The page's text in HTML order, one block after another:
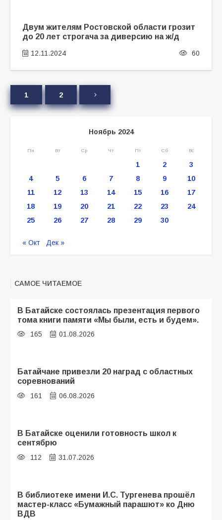
Двум жителям Ростовской области грозит
до 20 лет строгача за диверсию на ж/д
12.11.2024 60
1 2
Ноябрь 2024
Пн Вт Ср Чт Пт Сб Вс
1 2
3
4
5 6 7 8 9
10
11
12 13 14 15 16
17
18
19 20 21 22 23
24
25
26 27 28 29 30
« Окт Дек »
САМОЕ ЧИТАЕМОЕ
В Батайске состоялась презентация первого
тома книги памяти «Мы были, есть и будем».
165 01.08.2026
Батайчане привезли 20 наград с областных
соревнований
161 06.08.2026
В Батайске оценили готовность школ к
сентябрю
112 31.07.2026
В библиотеке имени И.С. Тургенева прошёл
мастер-класс «Бумажный парашют» ко Дню
ВДВ